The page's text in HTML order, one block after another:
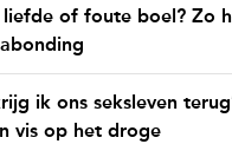
liefde of foute boel? Zo
ik ons seksleven
vis op het droge